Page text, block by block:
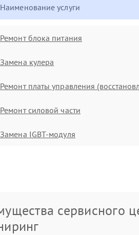
Наименование услуги
Ремонт блока питания
Замена кулера
Ремонт платы управления
Ремонт силовой части
Замена IGBT-модуля
сервисного